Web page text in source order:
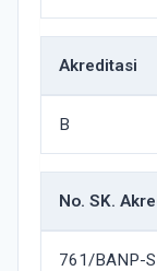
Akreditasi
B
No. SK.
761/BANP-